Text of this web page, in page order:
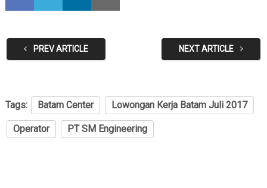
PREV ARTICLE NEXT ARTICLE
Tags: Batam Center Lowongan Kerja Batam Juli 2017
Operator PT SM Engineering